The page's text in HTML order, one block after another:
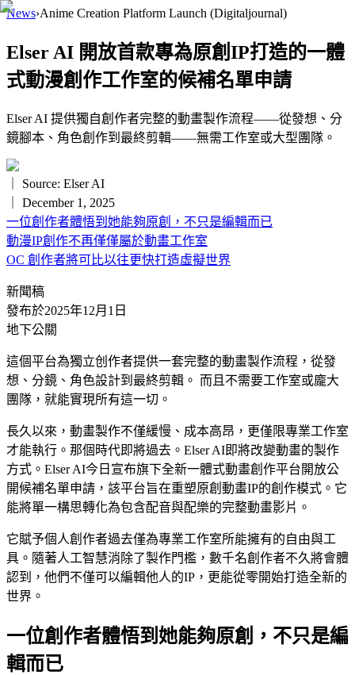
News›Anime Creation Platform Launch (Digitaljournal)
Elser AI 開放首款專為原創IP打造的一體
式動漫創作工作室的候補名單申請
Elser AI 提供獨自創作者完整的動畫製作流程——從發想、分
鏡腳本、角色創作到最終剪輯——無需工作室或大型團隊。
｜ Source: Elser AI
December 1, 2025
一位創作者體悟到她能夠原創，不只是編輯而已
動漫IP創作不再僅僅屬於動畫工作室
OC 創作者將可比以往更快打造虛擬世界
新聞稿
發布於2025年12月1日
地下公關
這個平台為獨立创作者提供一套完整的動畫製作流程，從發
想、分鏡、角色設計到最終剪輯。 而且不需要工作室或龐大
團隊，就能實現所有這一切。
長久以來，動畫製作不僅緩慢、成本高昂，更僅限專業工作室
才能執行。那個時代即將過去。Elser AI即將改變動畫的製作
方式。Elser AI今日宣布旗下全新一體式動畫創作平台開放公
開候補名單申請，該平台旨在重塑原創動畫IP的創作模式。它
能將單一構思轉化為包含配音與配樂的完整動畫影片。
它賦予個人創作者過去僅為專業工作室所能擁有的自由與工
具。隨著人工智慧消除了製作門檻，數千名創作者不久將會體
認到，他們不僅可以編輯他人的IP，更能從零開始打造全新的
世界。
一位創作者體悟到她能夠原創，不只是編
輯而已